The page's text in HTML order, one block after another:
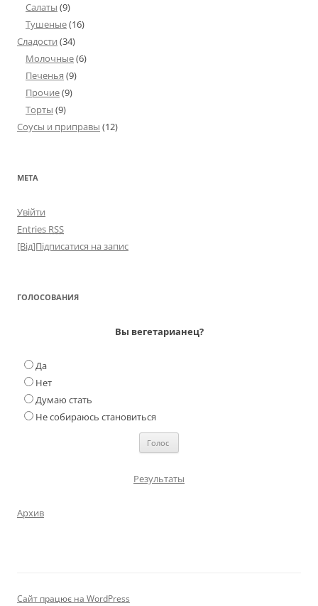
Салаты (9)
Тушеные(16)
Сладости (34)
Молочные(6)
Печенья (9)
Прочие(9)
Торты (9)
Соусы и приправы (12)
МЕТА
Увійти
Entries RSS
[Від]Підписатися на запис
ГОЛОСОВАНИЯ
Вы вегетарианец?
Да
Нет
Думаю стать
Не собираюсь становиться
Результаты
Архив
Сайт працює на WordPress